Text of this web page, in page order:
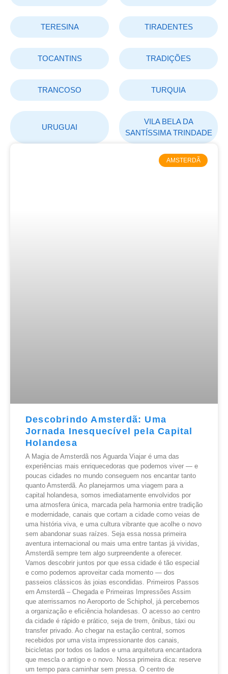
TERESINA TIRADENTES
TOCANTINS TRADIÇÕES
TRANCOSO TURQUIA
URUGUAI
VILA BELA DA
SANTÍSSIMA TRINDADE
AMSTERDÃ
Descobrindo Amsterdã: Uma
Jornada Inesquecível pela Capital
Holandesa
A Magia de Amsterdã nos Aguarda Viajar é uma das
experiências mais enriquecedoras que podemos viver — e
poucas cidades no mundo conseguem nos encantar tanto
quanto Amsterdã. Ao planejarmos uma viagem para a
capital holandesa, somos imediatamente envolvidos por
uma atmosfera única, marcada pela harmonia entre tradição
e modernidade, canais que cortam a cidade como veias de
uma história viva, e uma cultura vibrante que acolhe o novo
sem abandonar suas raízes. Seja essa nossa primeira
aventura internacional ou mais uma entre tantas já vividas,
Amsterdã sempre tem algo surpreendente a oferecer.
Vamos descobrir juntos por que essa cidade é tão especial
e como podemos aproveitar cada momento — dos
passeios clássicos às joias escondidas. Primeiros Passos
em Amsterdã – Chegada e Primeiras Impressões Assim
que aterrissamos no Aeroporto de Schiphol, já percebemos
a organização e eficiência holandesas. O acesso ao centro
da cidade é rápido e prático, seja de trem, ônibus, táxi ou
transfer privado. Ao chegar na estação central, somos
recebidos por uma vista impressionante dos canais,
bicicletas por todos os lados e uma arquitetura encantadora
que mescla o antigo e o novo. Nossa primeira dica: reserve
um tempo para caminhar sem pressa. O centro de